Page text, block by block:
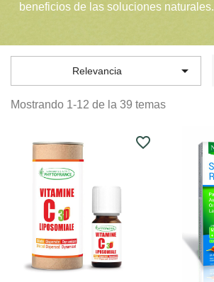
beneficios de las soluciones naturales.
Relevancia 
Mostrando 1-12 de la 39 temas
favorite_border